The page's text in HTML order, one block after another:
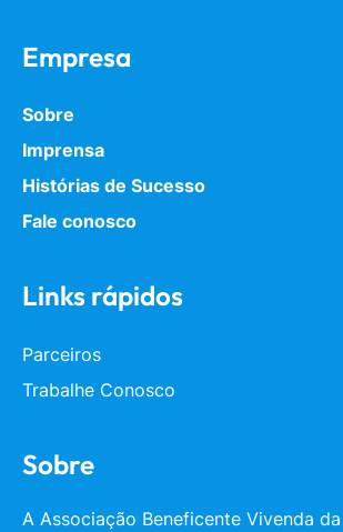
Empresa
Sobre
Imprensa
Histórias de Sucesso
Fale conosco
Links rápidos
Parceiros
Trabalhe Conosco
Sobre
A Associação Beneficente Vivenda